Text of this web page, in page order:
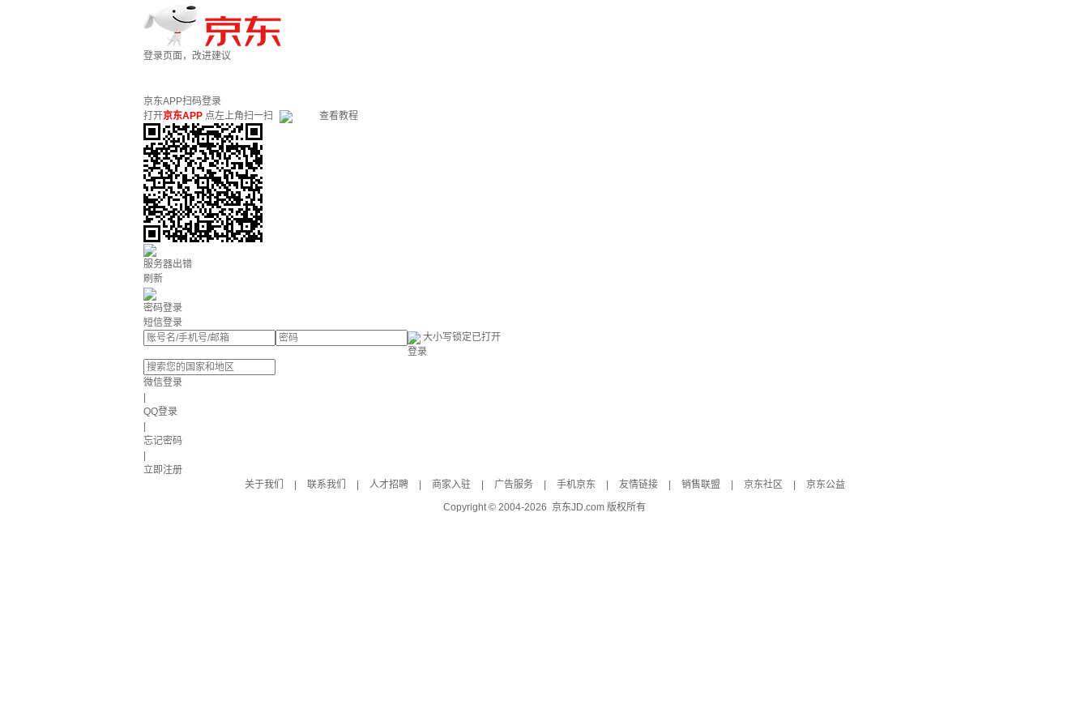
登录页面，改进建议
京东APP扫码登录
打开京东APP 点左上角扫一扫 查看教程
服务器出错
刷新
密码登录
短信登录
大小写锁定已打开
登录
微信登录
QQ登录
忘记密码
立即注册
关于我们
联系我们 人才招聘 商家入驻 广告服务 手机京东 友情链接 销售联盟 京东社区
京东公益
Copyright © 2004-2026 京东JD.com 版权所有